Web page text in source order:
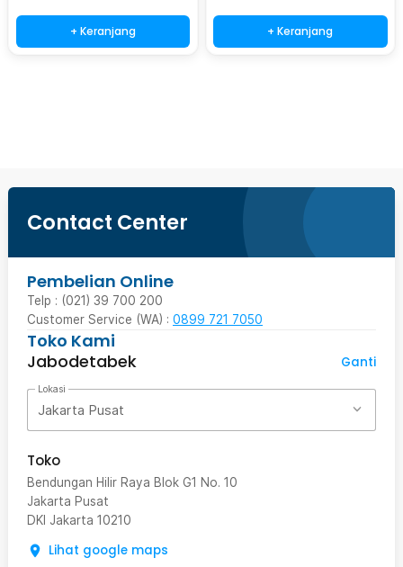
+ Keranjang + Keranjang
Contact Center
Pembelian Online
Telp : (021) 39 700 200
Customer Service (WA) : 0899 721 7050
Toko Kami
Jabodetabek
Ganti
Lokasi
Jakarta Pusat
Toko
Bendungan Hilir Raya Blok G1 No. 10
Jakarta Pusat
DKI Jakarta 10210
Lihat google maps